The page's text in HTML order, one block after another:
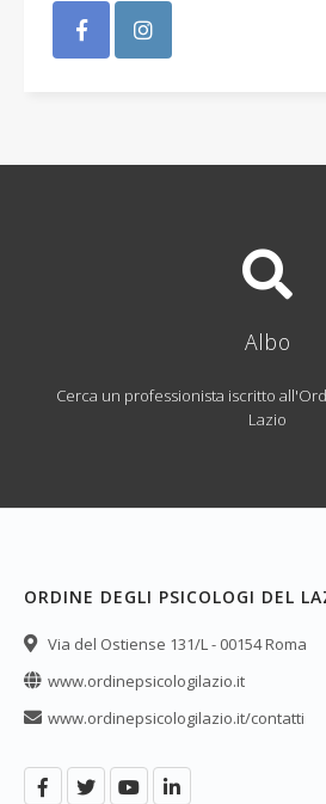
Albo
Cerca un professionista iscritto
Lazio
ORDINE DEGLI PSICOLOGI DEL
Via del Ostiense 131/L - 00154 Roma
www.ordinepsicologilazio.it
www.ordinepsicologilazio.it/contatti